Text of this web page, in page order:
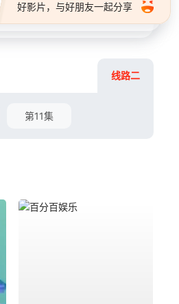
好影片，与好朋友一起分享
线路二
第11集